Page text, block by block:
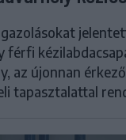
férfi
az újonnan
tapasztalattal